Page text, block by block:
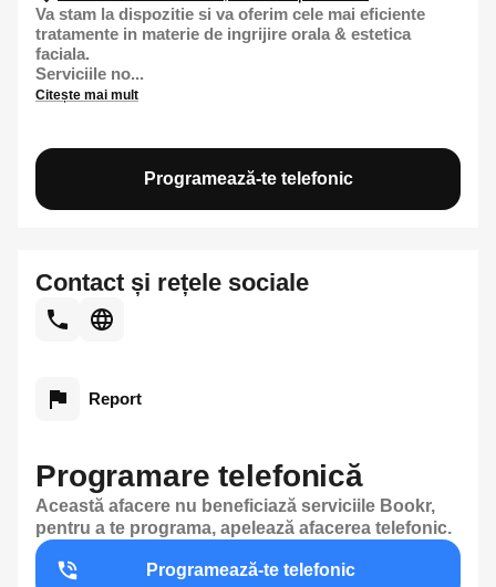
Va stam la dispozitie si va oferim cele mai eficiente
tratamente in materie de ingrijire orala & estetica
faciala.
Serviciile no...
Citește mai mult
Programează-te telefonic
Programare telefonică
Această afacere nu beneficiază serviciile Bookr,
pentru a te programa, apelează afacerea telefonic.
Programează-te telefonic
Contact și rețele sociale
Report